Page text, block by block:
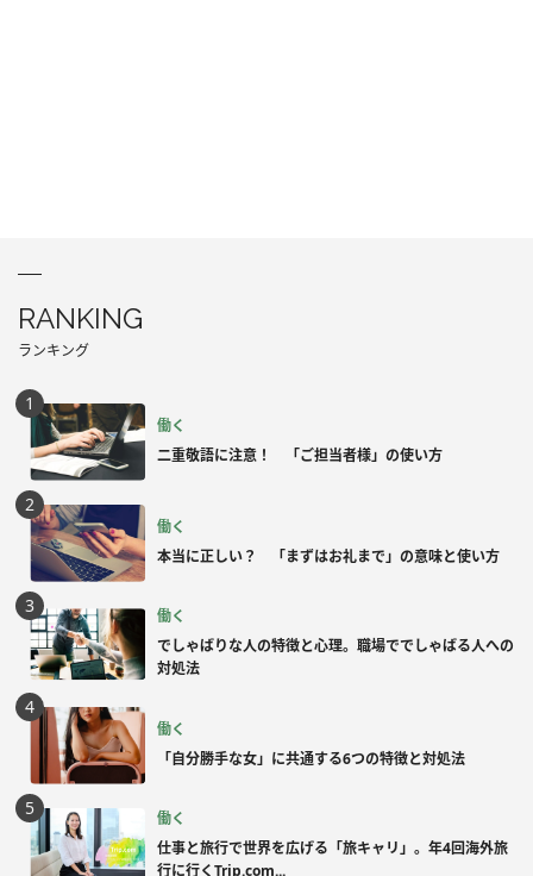
RANKING
ランキング
働く
二重敬語に注意！ 「ご担当者様」の使い方
働く
本当に正しい？ 「まずはお礼まで」の意味と使い方
働く
でしゃばりな人の特徴と心理。職場ででしゃばる人への
対処法
働く
「自分勝手な女」に共通する6つの特徴と対処法
働く
仕事と旅行で世界を広げる「旅キャリ」。年4回海外旅
行に行くTrip.com...